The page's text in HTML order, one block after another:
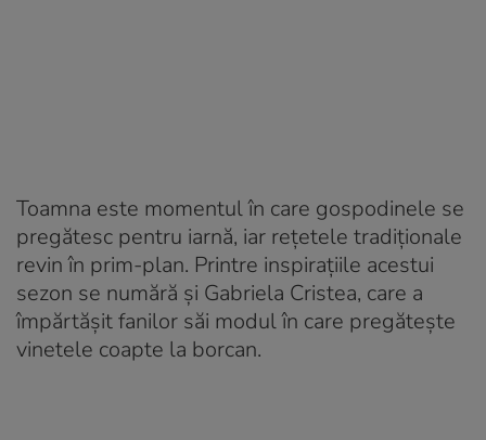
Toamna este momentul în care gospodinele se
pregătesc pentru iarnă, iar rețetele tradiționale
revin în prim-plan. Printre inspirațiile acestui
sezon se numără și Gabriela Cristea, care a
împărtășit fanilor săi modul în care pregătește
vinetele coapte la borcan.